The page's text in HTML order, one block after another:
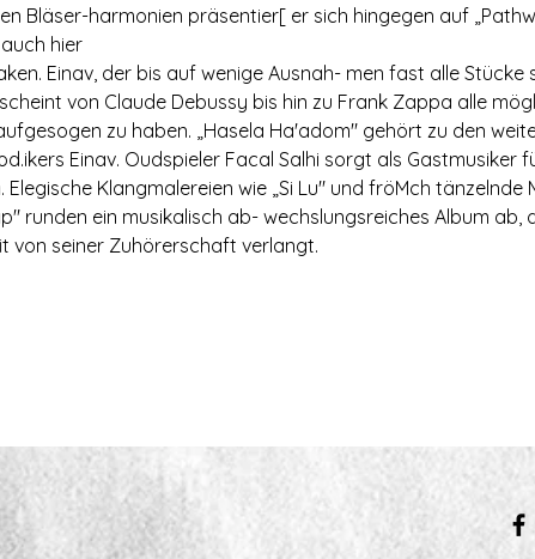
Bläser-harmonien präsentier[ er sich hingegen auf
hier
Einav, der bis auf wenige Ausnah- men fast alle Stücke
von Claude Debussy bis hin zu Frank Zappa alle
zu haben. „Hasela Ha'adom" gehört zu den
Einav. Oudspieler Facal Salhi sorgt als Gastmusiker
Elegische Klangmalereien wie „Si Lu" und fröMch tänzelnde
runden ein musikalisch ab- wechslungsreiches Album ab,
von seiner Zuhörerschaft verlangt.